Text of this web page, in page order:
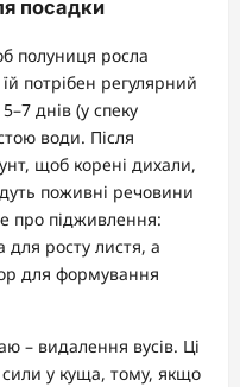
посадки
полуниця росла
потрібен регулярний
днів (у спеку
води. Після
щоб корені дихали,
поживні речовини
про підживлення:
для росту листя, а
для формування
– видалення вусів. Ці
сили у куща, тому, якщо